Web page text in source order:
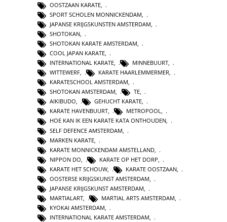
OOSTZAAN KARATE
SPORT SCHOLEN MONNICKENDAM
JAPANSE KRIJGSKUNSTEN AMSTERDAM
SHOTOKAN
SHOTOKAN KARATE AMSTERDAM
COOL JAPAN KARATE,
INTERNATIONAL KARATE, MINNEBUURT,
WITTEWERF, KARATE HAARLEMMERMER,
KARATESCHOOL AMSTERDAM,
SHOTOKAN AMSTERDAM, TE,
AIKIBUDO, GEHUCHT KARATE,
KARATE HAVENBUURT, METROPOOL,
HOE KAN IK EEN KARATE KATA ONTHOUDEN,
SELF DEFENCE AMSTERDAM
MARKEN KARATE
KARATE MONNICKENDAM AMSTELLAND
NIPPON DO
KARATE OP HET DORP
KARATE HET SCHOUW
KARATE OOSTZAAN
OOSTERSE KRIJGSKUNST AMSTERDAM
JAPANSE KRIJGSKUNST AMSTERDAM
MARTIALART
MARTIAL ARTS AMSTERDAM
KYOKAI AMSTERDAM,
INTERNATIONAL KARATE AMSTERDAM,